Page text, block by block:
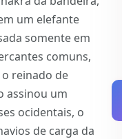
um elefante
somente em
comuns,
reinado de
assinou um
ocidentais, o
de carga da